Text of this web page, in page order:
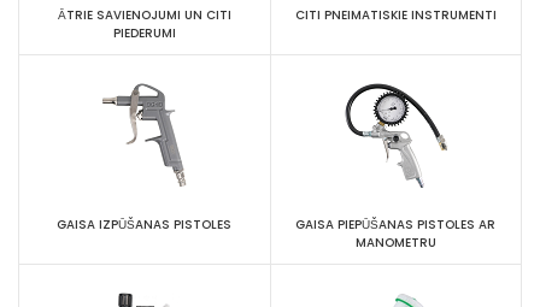
ĀTRIE SAVIENOJUMI UN CITI
PIEDERUMI
CITI PNEIMATISKIE INSTRUMENTI
GAISA IZPŪŠANAS PISTOLES
GAISA PIEPŪŠANAS PISTOLES AR
MANOMETRU